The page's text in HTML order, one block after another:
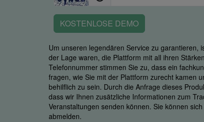
KOSTENLOSE DEMO
Um unseren legendären Service zu garantieren,
der Lage waren, die Plattform mit all ihren
Telefonnummer stimmen Sie zu, dass ein
fragen, wie Sie mit der Plattform zurecht kamen
behilflich zu sein. Durch die Anfrage dieses
dass wir Ihnen zusätzliche Informationen zum
Veranstaltungen senden können. Sie können
abmelden.